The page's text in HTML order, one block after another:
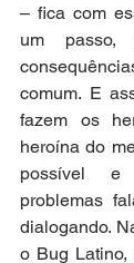
– fica com
um
comum. E
fazem os
heroína do
possível e
problemas
dialogando.
o Bug Latino,